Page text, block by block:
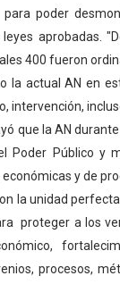
el mapa de
Talento
reinaugura
talleres para
poder
aprobadas.
400 fueron
la actual AN en
intervención,
que la AN
Poder Público y
y de
la unidad
proteger a los
procesos,